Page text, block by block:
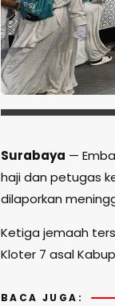
Surabaya —
haji dan petugas
dilaporkan
Ketiga jemaah
Kloter 7 asal
BACA JUGA: